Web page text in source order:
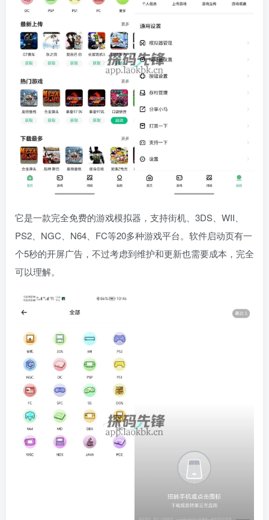
它是一款完全免费的游戏模拟器，支持街机、3DS、WII、
PS2、NGC、N64、FC等20多种游戏平台。软件启动页有一
个5秒的开屏广告，不过考虑到维护和更新也需要成本，完全
可以理解。